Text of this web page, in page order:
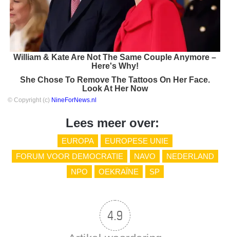
William & Kate Are Not The Same Couple Anymore –
Here's Why!
She Chose To Remove The Tattoos On Her Face.
Look At Her Now
© Copyright (c) NineForNews.nl
Lees meer over:
EUROPA
EUROPESE UNIE
FORUM VOOR DEMOCRATIE
NAVO
NEDERLAND
NPO
OEKRAÏNE SP
4.9